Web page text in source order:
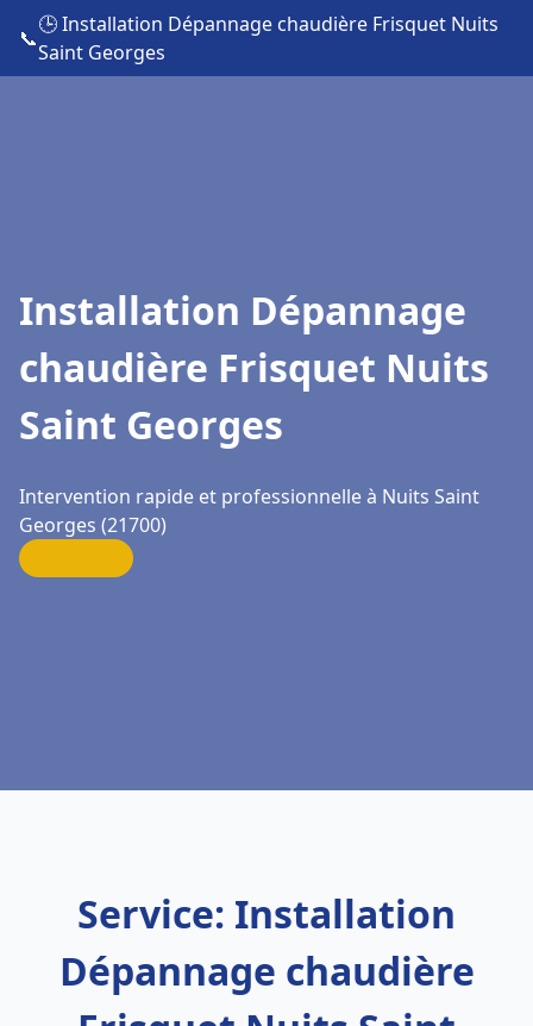
📞
🕒 Installation Dépannage chaudière Frisquet Nuits
Saint Georges
Installation Dépannage
chaudière Frisquet Nuits
Saint Georges
Intervention rapide et professionnelle à Nuits Saint
Georges (21700)
Service: Installation
Dépannage chaudière